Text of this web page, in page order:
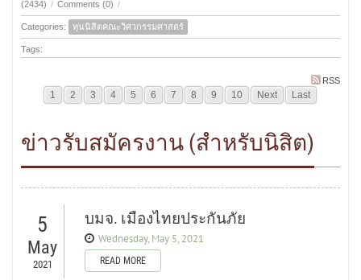
(2434) / Comments (0) /
Categories: ทุนนิสิตคณะวิศวกรรมศาสตร์
Tags:
RSS
1 2 3 4 5 6 7 8 9 10 Next Last
ข่าวรับสมัครงาน (สำหรับนิสิต)
5
May
2021
บมจ. เมืองไทยประกันภัย
Wednesday, May 5, 2021
READ MORE